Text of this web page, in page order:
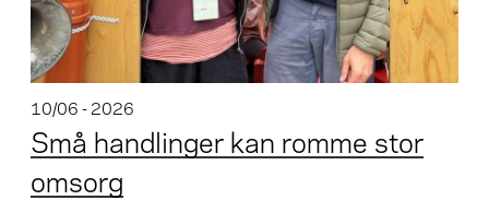
10/06 - 2026
Små handlinger kan romme stor
omsorg